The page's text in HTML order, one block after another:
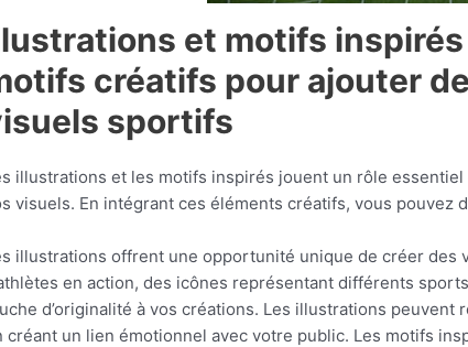
et motifs
créatifs pour ajouter
sportifs
illustrations et les motifs inspirés jouent un rôle
visuels. En intégrant ces éléments créatifs, vous pouvez
illustrations offrent une opportunité unique de créer
en action, des icônes représentant différents
d’originalité à vos créations. Les illustrations
créant un lien émotionnel avec votre public. Les motifs